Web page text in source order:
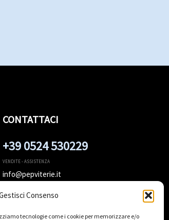
Consenso
tecnologie come i cookie per memorizzare e/o
CONTATTACI
+39 0524 530229
VENDITE - ASSISTENZA
info@pepviterie.it
Dal Lunedì al Venerdì:
Sabato e Domenica: Chiuso